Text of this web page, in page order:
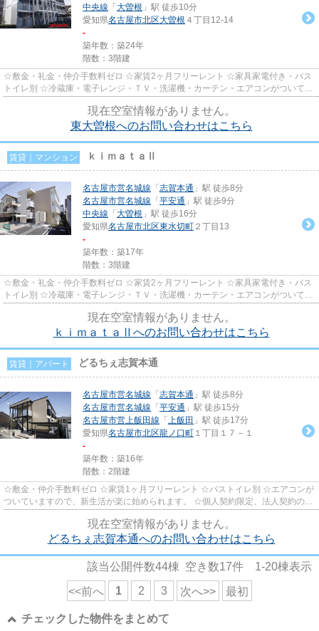
中央線 「 大曽根 」駅 徒歩10分
愛知県名古屋市北区大曽根 ４丁目12-14
-
築年数：築24年
階数：3階建
☆敷金・礼金・仲介手数料ゼロ ☆家賃2ヶ月フリーレント ☆家具家電付き・バス
トイレ別 ☆冷蔵庫・電子レンジ・ＴＶ・洗濯機・カーテン・エアコンがついてい
現在空室情報がありません。
東大曽根へのお問い合わせはこちら
賃貸｜マンション ｋｉｍａｔａⅡ
名古屋市営名城線 「 志賀本通 」駅 徒歩8分
名古屋市営名城線 「 平安通 」駅 徒歩9分
中央線 「 大曽根 」駅 徒歩16分
愛知県名古屋市北区東水切町 ２丁目13
-
築年数：築17年
階数：3階建
☆敷金・礼金・仲介手数料ゼロ ☆家賃2ヶ月フリーレント ☆家具家電付き・バス
トイレ別 ☆冷蔵庫・電子レンジ・ＴＶ・洗濯機・カーテン・エアコンがついてい
現在空室情報がありません。
ｋｉｍａｔａⅡへのお問い合わせはこちら
賃貸｜アパート どるちぇ志賀本通
名古屋市営名城線 「 志賀本通 」駅 徒歩8分
名古屋市営名城線 「 平安通 」駅 徒歩15分
名古屋市営上飯田線 「 上飯田 」駅 徒歩17分
愛知県名古屋市北区龍ノ口町 １丁目１７－１
-
築年数：築16年
階数：2階建
☆敷金・仲介手数料ゼロ ☆家賃1ヶ月フリーレント ☆バストイレ別 ☆エアコンが
ついていますので、新生活が楽に始められます。 ☆個人契約限定、法人契約の場
現在空室情報がありません。
どるちぇ志賀本通へのお問い合わせはこちら
該当公開件数44棟 空き数17件 1-20棟表示
<<前へ 1 2 3 次へ>> 最初
チェックした物件をまとめて